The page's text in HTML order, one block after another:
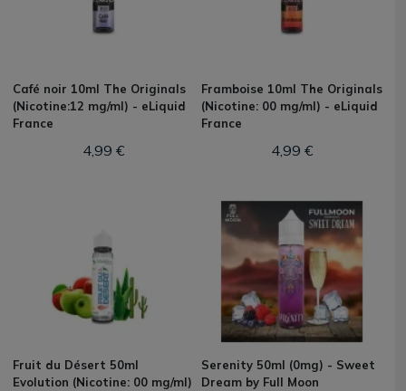
Café noir 10ml The Originals
(Nicotine:12 mg/ml) - eLiquid
France
4,99 €
Framboise 10ml The Originals
(Nicotine: 00 mg/ml) - eLiquid
France
4,99 €
Fruit du Désert 50ml
Evolution (Nicotine: 00 mg/ml)
Serenity 50ml (0mg) - Sweet
Dream by Full Moon